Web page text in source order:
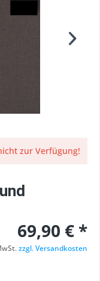
zur Verfügung!
69,90 € *
zzgl. Versandkosten